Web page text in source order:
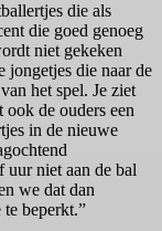
die als
die goed genoeg
niet gekeken
jongetjes die naar de
het spel. Je ziet
de ouders een
in de nieuwe
uur niet aan de bal
we dat dan
beperkt.”